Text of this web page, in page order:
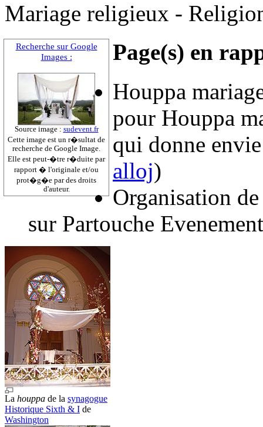
Mariage religieux -
Recherche sur Google
Images :
Source image : sudevent.fr
Cette image est un r�sultat de
recherche de Google Image.
Elle est peut-�tre r�duite par
rapport � l'originale et/ou
prot�g�e par des droits
d'auteur.
Page(s) en
Houppa
pour Houppa
qui donne
alloj)
Organisation
sur Partouche
La houppa de la synagogue
Historique Sixth & I de
Washington